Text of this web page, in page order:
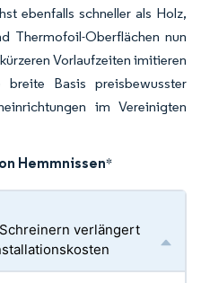
ebenfalls schneller als Holz,
Thermofoil-Oberflächen nun
Vorlaufzeiten imitieren
Basis preisbewusster
im Vereinigten
Hemmnissen*
verlängert